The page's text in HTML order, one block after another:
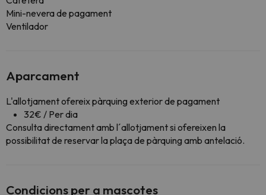
Mini-nevera de pagament
Ventilador
Aparcament
L'allotjament ofereix pàrquing exterior de pagament
32€ / Per dia
Consulta directament amb l´allotjament si ofereixen la
possibilitat de reservar la plaça de pàrquing amb antelació.
Condicions per a mascotes